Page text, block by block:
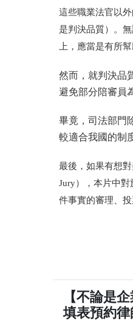
這些職業法官以
是判決品質）
。
上，應當是有所幫
然而，就判決品
避免部分陪審員
畢竟，司法部門
較適合我國的制
最後，如果有想
Jury）
，本片中
件事實的審理、
【不論是
填表預約律